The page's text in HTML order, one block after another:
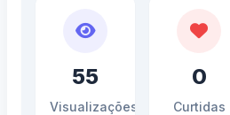
55
Visualizações
0
Curtidas